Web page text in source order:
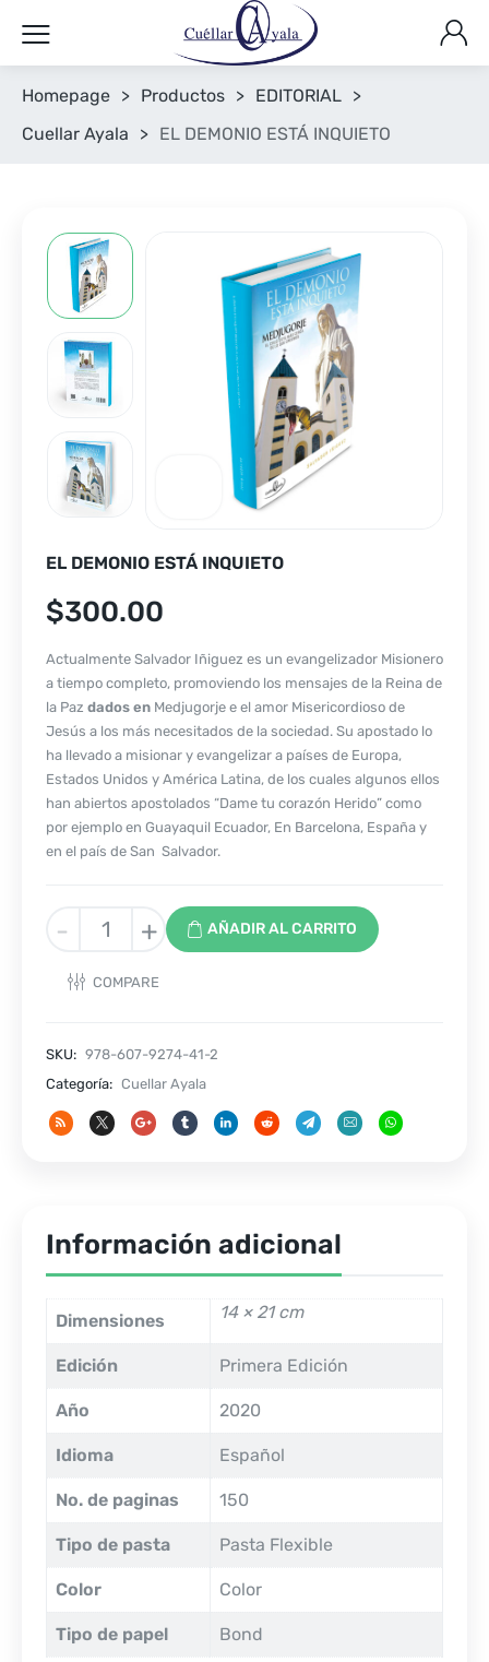
Homepage > Productos > EDITORIAL >
Cuellar Ayala
> EL DEMONIO ESTÁ INQUIETO
EL DEMONIO ESTÁ INQUIETO
$300.00
Actualmente Salvador Iñiguez es un evangelizador Misionero
a tiempo completo, promoviendo los mensajes de la Reina de
la Paz dados en Medjugorje e el amor Misericordioso de
Jesús a los más necesitados de la sociedad. Su apostado lo
ha llevado a misionar y evangelizar a países de Europa,
Estados Unidos y América Latina, de los cuales algunos ellos
han abiertos apostolados “Dame tu corazón Herido” como
por ejemplo en Guayaquil Ecuador, En Barcelona, España y
en el país de San Salvador.
-
DEMONIO
ESTÁ
INQUIETO
+ AÑADIR AL CARRITO
COMPARE
SKU: 978-607-9274-41-2
Categoría: Cuellar Ayala
Información adicional
Dimensiones 14 × 21 cm
Edición Primera Edición
Año 2020
Idioma Español
No. de paginas 150
Tipo de pasta Pasta Flexible
Color Color
Tipo de papel Bond